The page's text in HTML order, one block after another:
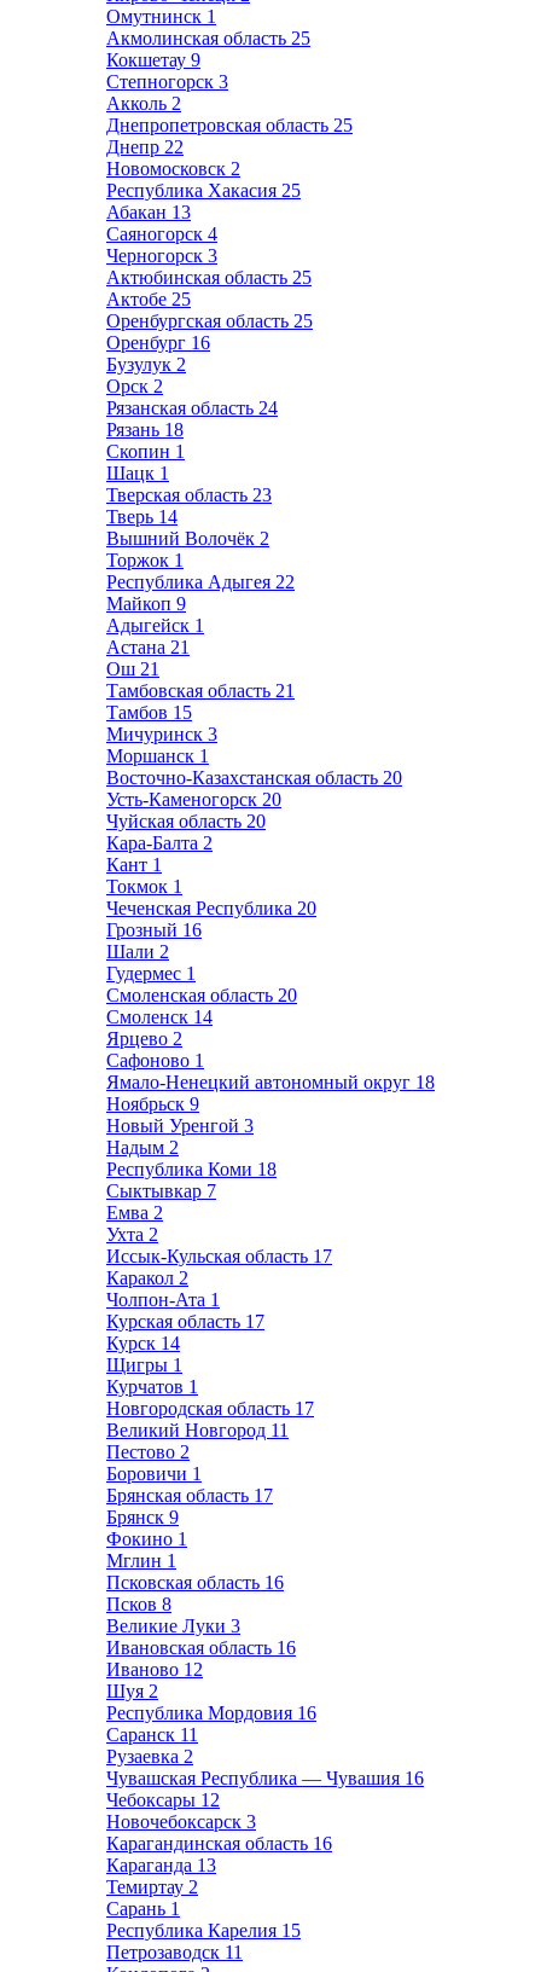
Омутнинск 1
Акмолинская область 25
Кокшетау 9
Степногорск 3
Акколь 2
Днепропетровская область 25
Днепр 22
Новомосковск 2
Республика Хакасия 25
Абакан 13
Саяногорск 4
Черногорск 3
Актюбинская область 25
Актобе 25
Оренбургская область 25
Оренбург 16
Бузулук 2
Орск 2
Рязанская область 24
Рязань 18
Скопин 1
Шацк 1
Тверская область 23
Тверь 14
Вышний Волочёк 2
Торжок 1
Республика Адыгея 22
Майкоп 9
Адыгейск 1
Астана 21
Ош 21
Тамбовская область 21
Тамбов 15
Мичуринск 3
Моршанск 1
Восточно-Казахстанская область 20
Усть-Каменогорск 20
Чуйская область 20
Кара-Балта 2
Кант 1
Токмок 1
Чеченская Республика 20
Грозный 16
Шали 2
Гудермес 1
Смоленская область 20
Смоленск 14
Ярцево 2
Сафоново 1
Ямало-Ненецкий автономный округ 18
Ноябрьск 9
Новый Уренгой 3
Надым 2
Республика Коми 18
Сыктывкар 7
Емва 2
Ухта 2
Иссык-Кульская область 17
Каракол 2
Чолпон-Ата 1
Курская область 17
Курск 14
Щигры 1
Курчатов 1
Новгородская область 17
Великий Новгород 11
Пестово 2
Боровичи 1
Брянская область 17
Брянск 9
Фокино 1
Мглин 1
Псковская область 16
Псков 8
Великие Луки 3
Ивановская область 16
Иваново 12
Шуя 2
Республика Мордовия 16
Саранск 11
Рузаевка 2
Чувашская Республика — Чувашия 16
Чебоксары 12
Новочебоксарск 3
Карагандинская область 16
Караганда 13
Темиртау 2
Сарань 1
Республика Карелия 15
Петрозаводск 11